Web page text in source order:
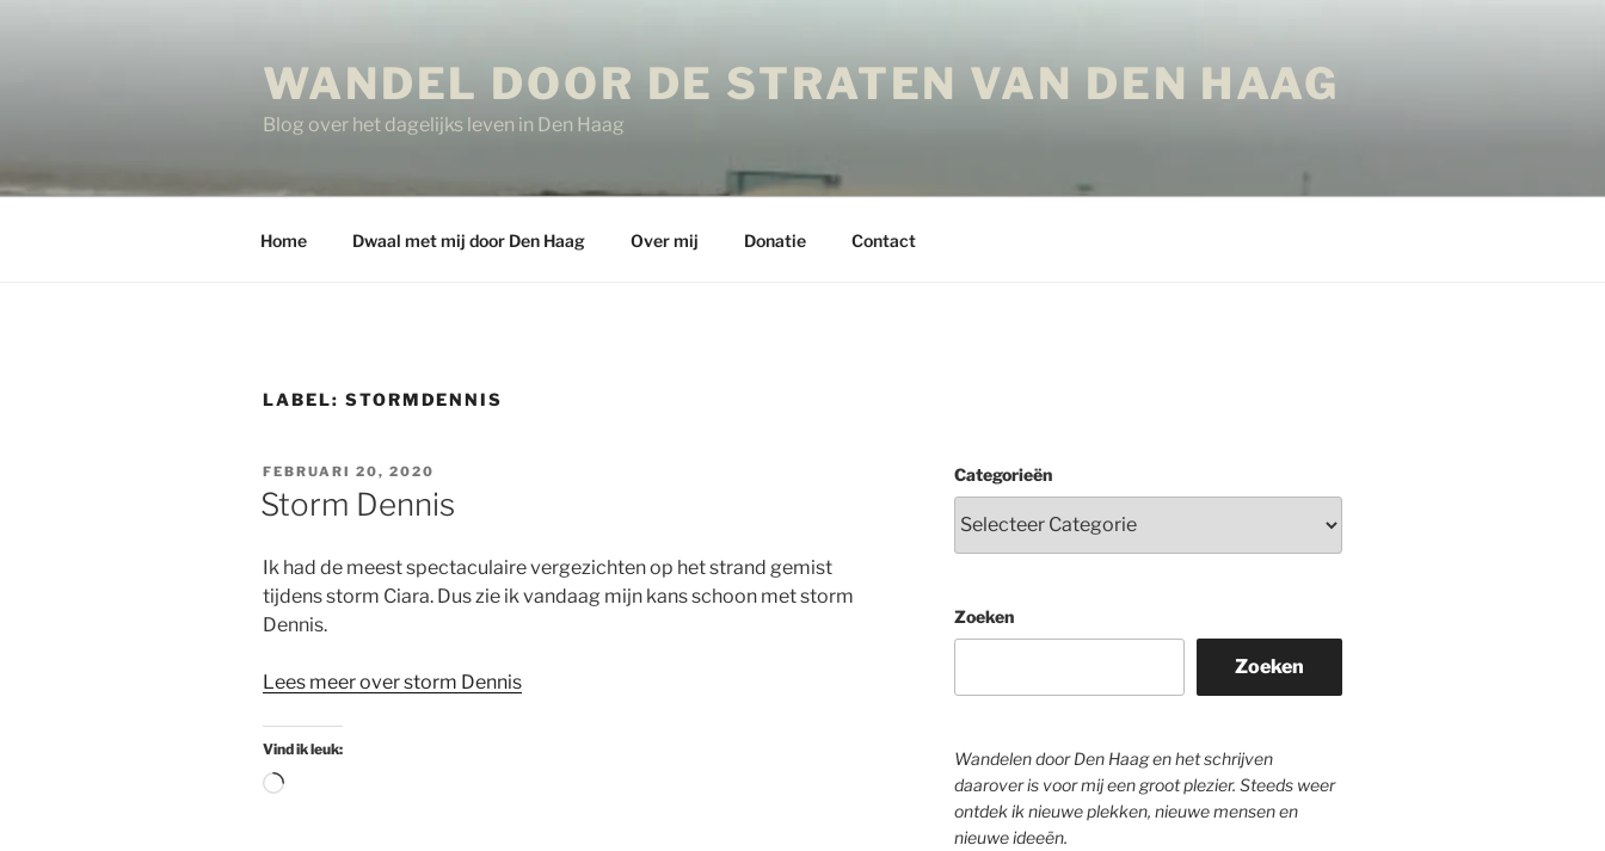
WANDEL DOOR DE STRATEN VAN DEN HAAG
Blog over het dagelijks leven in Den Haag
Home Dwaal met mij door Den Haag Over mij Donatie Contact
LABEL: STORMDENNIS
GEPLAATST
OP
FEBRUARI 20, 2020
Storm Dennis
Ik had de meest spectaculaire vergezichten op het strand gemist
tijdens storm Ciara. Dus zie ik vandaag mijn kans schoon met storm
Dennis.
Lees meer over storm Dennis
Vind ik leuk:
Aan
Categorieën
Zoeken
Zoeken
Wandelen door Den Haag en het schrijven
daarover is voor mij een groot plezier. Steeds weer
ontdek ik nieuwe plekken, nieuwe mensen en
nieuwe ideeën.